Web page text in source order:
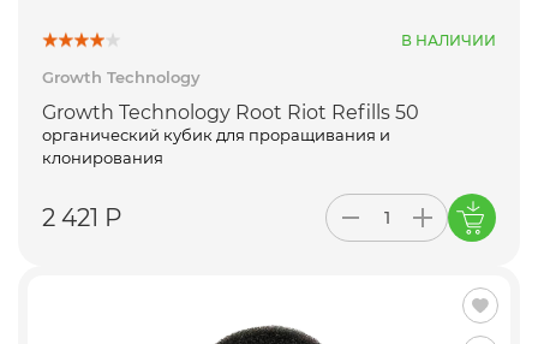
В НАЛИЧИИ
Growth Technology
Growth Technology Root Riot Refills 50
органический кубик для проращивания и
клонирования
2 421 Р